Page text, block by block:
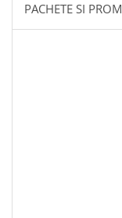
PACHETE SI